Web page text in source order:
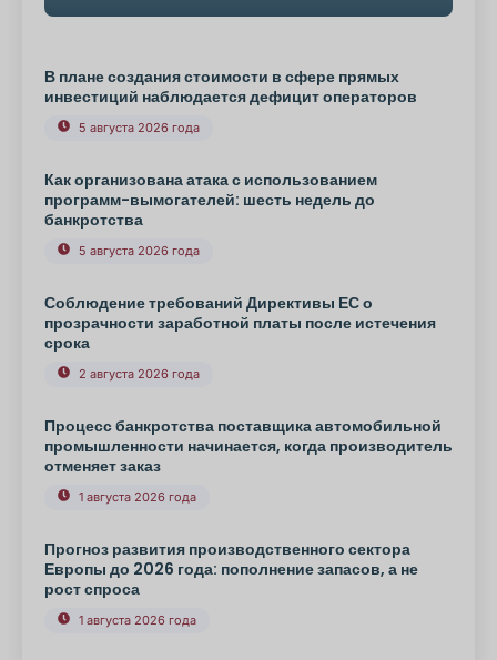
В плане создания стоимости в сфере прямых
инвестиций наблюдается дефицит операторов
5 августа 2026 года
Как организована атака с использованием
программ-вымогателей: шесть недель до
банкротства
5 августа 2026 года
Соблюдение требований Директивы ЕС о
прозрачности заработной платы после истечения
срока
2 августа 2026 года
Процесс банкротства поставщика автомобильной
промышленности начинается, когда производитель
отменяет заказ
1 августа 2026 года
Прогноз развития производственного сектора
Европы до 2026 года: пополнение запасов, а не
рост спроса
1 августа 2026 года